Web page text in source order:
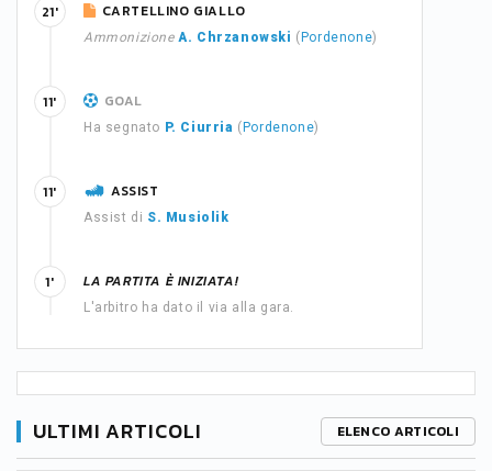
CARTELLINO GIALLO
Ammonizione A. Chrzanowski ( Pordenone)
21'
GOAL
Ha segnato P. Ciurria ( Pordenone)
11'
ASSIST
Assist di S. Musiolik
11'
LA PARTITA È INIZIATA!
L'arbitro ha dato il via alla gara.
1'
ULTIMI ARTICOLI ELENCO ARTICOLI